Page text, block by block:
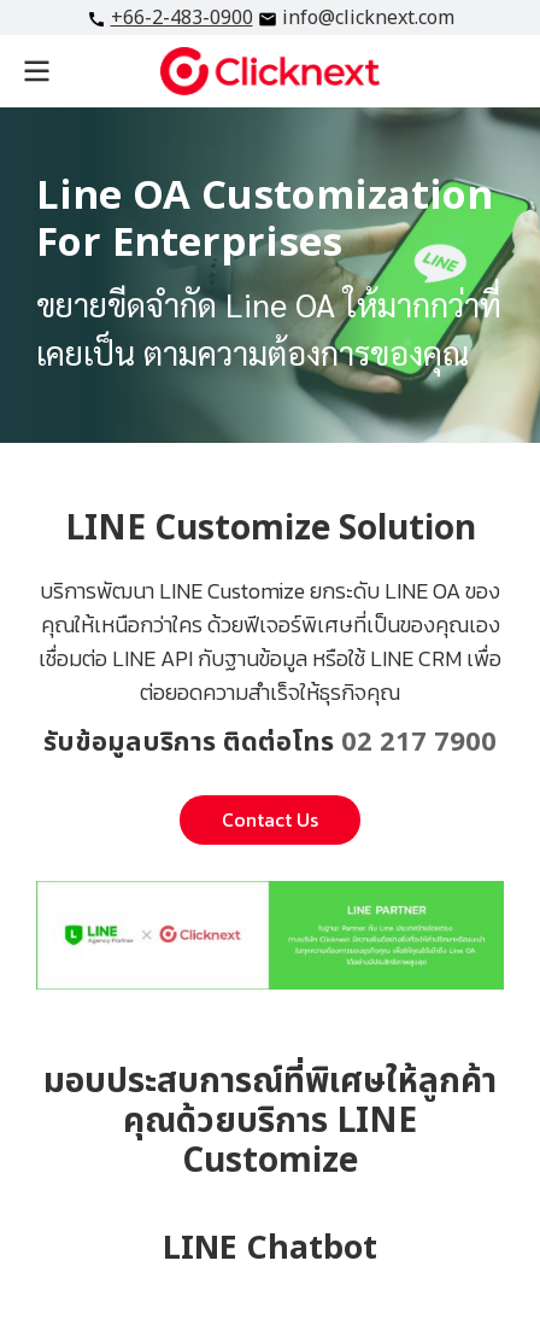
+66-2-483-0900 info@clicknext.com
Line OA Customization
For Enterprises
ขยายขีดจำกัด Line OA ให้มากกว่าที่
เคยเป็น ตามความต้องการของคุณ
LINE Customize Solution
บริการพัฒนา LINE Customize ยกระดับ LINE OA ของ
คุณให้เหนือกว่าใคร ด้วยฟีเจอร์พิเศษที่เป็นของคุณเอง
เชื่อมต่อ LINE API กับฐานข้อมูล หรือใช้ LINE CRM เพื่อ
ต่อยอดความสำเร็จให้ธุรกิจคุณ
รับข้อมูลบริการ ติดต่อโทร 02 217 7900
Contact Us
มอบประสบการณ์ที่พิเศษให้ลูกค้า
คุณด้วยบริการ LINE
Customize
LINE Chatbot